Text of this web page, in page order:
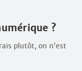
?
plutôt, on n’est